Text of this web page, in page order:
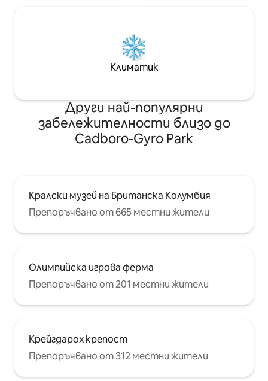
Климатик
Други най-популярни
забележителности близо до
Cadboro-Gyro Park
Кралски музей на Британска Колумбия
Препоръчвано от 665 местни жители
Олимпийска игрова ферма
Препоръчвано от 201 местни жители
Крейгдарох крепост
Препоръчвано от 312 местни жители